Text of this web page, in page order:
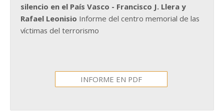
silencio en el País Vasco - Francisco J. Llera y
Rafael Leonisio Informe del centro memorial de las
víctimas del terrorismo
INFORME EN PDF